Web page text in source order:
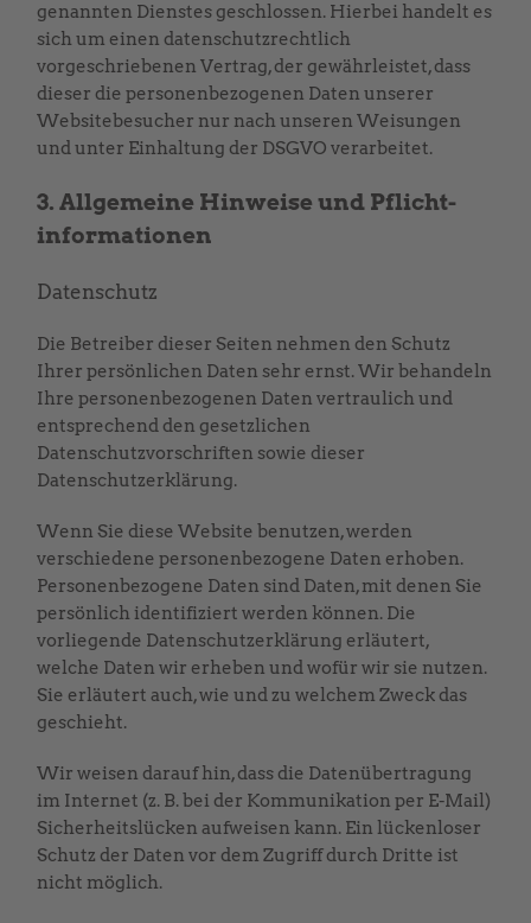
genannten Dienstes geschlossen. Hierbei handelt es
sich um einen datenschutzrechtlich
vorgeschriebenen Vertrag, der gewährleistet, dass
dieser die personenbezogenen Daten unserer
Websitebesucher nur nach unseren Weisungen
und unter Einhaltung der DSGVO verarbeitet.
3. Allgemeine Hinweise und Pflicht­
informationen
Datenschutz
Die Betreiber dieser Seiten nehmen den Schutz
Ihrer persönlichen Daten sehr ernst. Wir behandeln
Ihre personenbezogenen Daten vertraulich und
entsprechend den gesetzlichen
Datenschutzvorschriften sowie dieser
Datenschutzerklärung.
Wenn Sie diese Website benutzen, werden
verschiedene personenbezogene Daten erhoben.
Personenbezogene Daten sind Daten, mit denen Sie
persönlich identifiziert werden können. Die
vorliegende Datenschutzerklärung erläutert,
welche Daten wir erheben und wofür wir sie nutzen.
Sie erläutert auch, wie und zu welchem Zweck das
geschieht.
Wir weisen darauf hin, dass die Datenübertragung
im Internet (z. B. bei der Kommunikation per E-Mail)
Sicherheitslücken aufweisen kann. Ein lückenloser
Schutz der Daten vor dem Zugriff durch Dritte ist
nicht möglich.